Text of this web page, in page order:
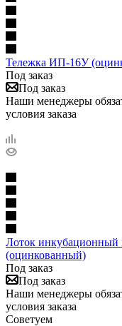
Тележка ИП-16У
Под заказ
Под заказ
Наши менеджеры
условия заказа
Лоток
(оцинкованный)
Под заказ
Под заказ
Наши менеджеры
условия заказа
Советуем